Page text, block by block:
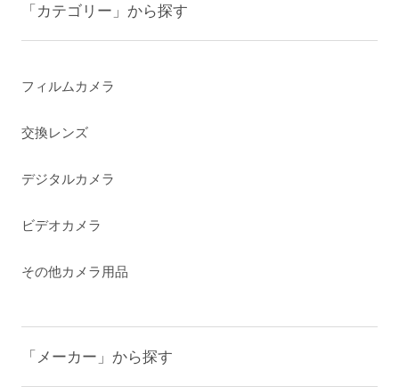
「カテゴリー」から探す
フィルムカメラ
交換レンズ
デジタルカメラ
ビデオカメラ
その他カメラ用品
「メーカー」から探す